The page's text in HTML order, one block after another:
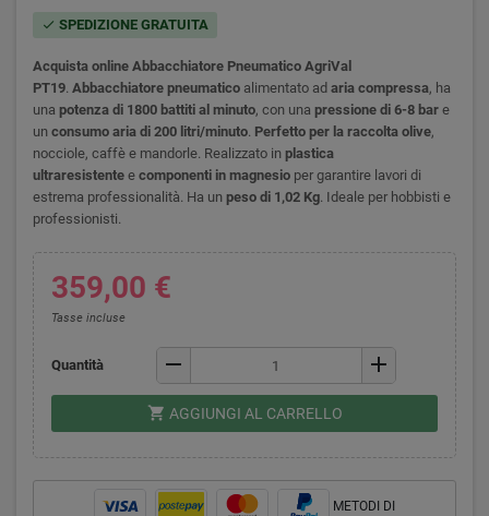
check SPEDIZIONE GRATUITA
Acquista online Abbacchiatore Pneumatico AgriVal
PT19. Abbacchiatore pneumatico alimentato ad aria compressa, ha
una potenza di 1800 battiti al minuto, con una pressione di 6-8 bar e
un consumo aria di 200 litri/minuto. Perfetto per la raccolta olive,
nocciole, caffè e mandorle. Realizzato in plastica
ultraresistente e componenti in magnesio per garantire lavori di
estrema professionalità. Ha un peso di 1,02 Kg. Ideale per hobbisti e
professionisti.
359,00 €
Tasse incluse
Quantità remove add
shopping_cart AGGIUNGI AL CARRELLO
METODI DI